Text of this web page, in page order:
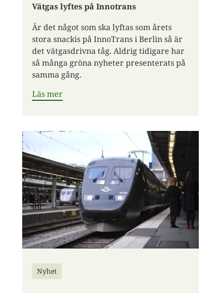
Vätgas lyftes på Innotrans
Är det något som ska lyftas som årets
stora snackis på InnoTrans i Berlin så är
det vätgasdrivna tåg. Aldrig tidigare har
så många gröna nyheter presenterats på
samma gång.
Läs mer
Nyhet